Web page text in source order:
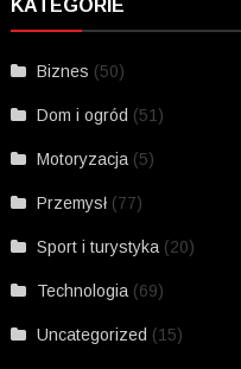
KATEGORIE
Biznes (50)
Dom i ogród (51)
Motoryzacja (5)
Przemysł (77)
Sport i turystyka (20)
Technologia (69)
Uncategorized (15)